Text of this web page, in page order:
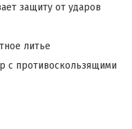
защиту от ударов
литье
с противоскользящими